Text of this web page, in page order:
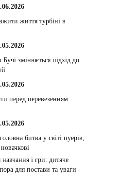
життя турбіні в
Бучі змінюється підхід до
перед перевезенням
битва у світі пуерів,
і гри: дитяче
для постави та уваги